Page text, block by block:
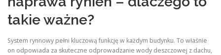
takie ważne?
System rynnowy pełni kluczową funkcję w każdym budynku. To właśnie
on odpowiada za skuteczne odprowadzanie wody deszczowej z dachu,